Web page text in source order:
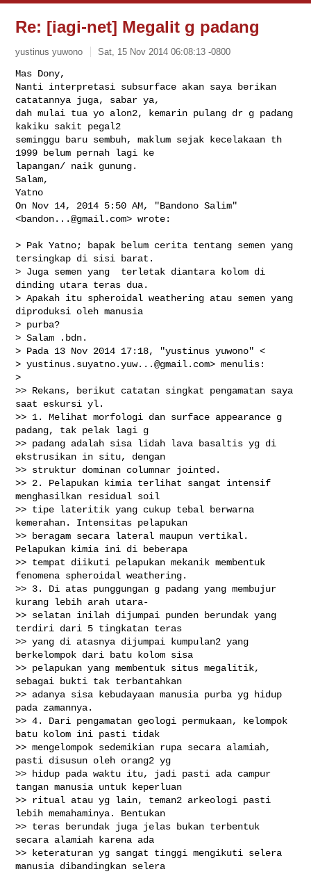
Re: [iagi-net] Megalit g padang
yustinus yuwono Sat, 15 Nov 2014 06:08:13 -0800
Mas Dony,
Nanti interpretasi subsurface akan saya berikan
catatannya juga, sabar ya,
dah mulai tua yo alon2, kemarin pulang dr g padang
kakiku sakit pegal2
seminggu baru sembuh, maklum sejak kecelakaan th
1999 belum pernah lagi ke
lapangan/ naik gunung.
Salam,
Yatno
On Nov 14, 2014 5:50 AM, "Bandono Salim"
<bandon...@gmail.com> wrote:
> Pak Yatno; bapak belum cerita tentang semen yang
tersingkap di sisi barat.
> Juga semen yang  terletak diantara kolom di
dinding utara teras dua.
> Apakah itu spheroidal weathering atau semen yang
diproduksi oleh manusia
> purba?
> Salam .bdn.
> Pada 13 Nov 2014 17:18, "yustinus yuwono" <
> yustinus.suyatno.yuw...@gmail.com> menulis:
>
>> Rekans, berikut catatan singkat pengamatan saya
saat eskursi yl.
>> 1. Melihat morfologi dan surface appearance g
padang, tak pelak lagi g
>> padang adalah sisa lidah lava basaltis yg di
ekstrusikan in situ, dengan
>> struktur dominan columnar jointed.
>> 2. Pelapukan kimia terlihat sangat intensif
menghasilkan residual soil
>> tipe lateritik yang cukup tebal berwarna
kemerahan. Intensitas pelapukan
>> beragam secara lateral maupun vertikal.
Pelapukan kimia ini di beberapa
>> tempat diikuti pelapukan mekanik membentuk
fenomena spheroidal weathering.
>> 3. Di atas punggungan g padang yang membujur
kurang lebih arah utara-
>> selatan inilah dijumpai punden berundak yang
terdiri dari 5 tingkatan teras
>> yang di atasnya dijumpai kumpulan2 yang
berkelompok dari batu kolom sisa
>> pelapukan yang membentuk situs megalitik,
sebagai bukti tak terbantahkan
>> adanya sisa kebudayaan manusia purba yg hidup
pada zamannya.
>> 4. Dari pengamatan geologi permukaan, kelompok
batu kolom ini pasti tidak
>> mengelompok sedemikian rupa secara alamiah,
pasti disusun oleh orang2 yg
>> hidup pada waktu itu, jadi pasti ada campur
tangan manusia untuk keperluan
>> ritual atau yg lain, teman2 arkeologi pasti
lebih memahaminya. Bentukan
>> teras berundak juga jelas bukan terbentuk
secara alamiah karena ada
>> keteraturan yg sangat tinggi mengikuti selera
manusia dibandingkan selera